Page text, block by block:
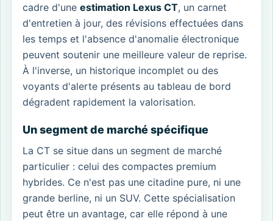
cadre d'une estimation Lexus CT, un carnet
d'entretien à jour, des révisions effectuées dans
les temps et l'absence d'anomalie électronique
peuvent soutenir une meilleure valeur de reprise.
À l'inverse, un historique incomplet ou des
voyants d'alerte présents au tableau de bord
dégradent rapidement la valorisation.
Un segment de marché spécifique
La CT se situe dans un segment de marché
particulier : celui des compactes premium
hybrides. Ce n'est pas une citadine pure, ni une
grande berline, ni un SUV. Cette spécialisation
peut être un avantage, car elle répond à une